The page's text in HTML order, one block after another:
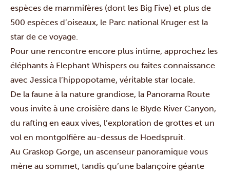
espèces de mammifères (dont les Big Five) et plus de
500 espèces d’oiseaux, le Parc national Kruger est la
star de ce voyage.
Pour une rencontre encore plus intime, approchez les
éléphants à Elephant Whispers ou faites connaissance
avec Jessica l’hippopotame, véritable star locale.
De la faune à la nature grandiose, la Panorama Route
vous invite à une croisière dans le Blyde River Canyon,
du rafting en eaux vives, l’exploration de grottes et un
vol en montgolfière au-dessus de Hoedspruit.
Au Graskop Gorge, un ascenseur panoramique vous
mène au sommet, tandis qu’une balançoire géante